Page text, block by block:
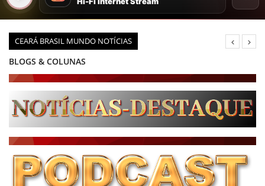
CEARÁ BRASIL MUNDO NOTÍCIAS
BLOGS & COLUNAS
PODCAST - PONTO DE VISTA
BRASIL DE FATO - ÚLTIMAS NOTÍCIAS
ÚLTIMAS NOTÍCIAS
REGISTO